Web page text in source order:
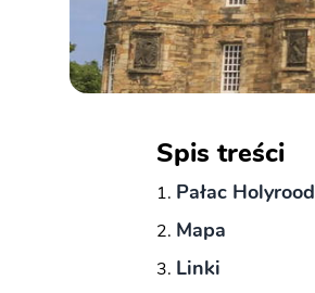
Spis treści
Pałac Holyrood
Mapa
Linki